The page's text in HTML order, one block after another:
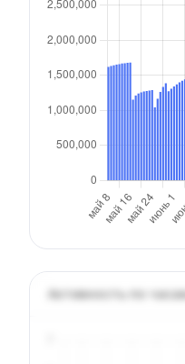
Активность по